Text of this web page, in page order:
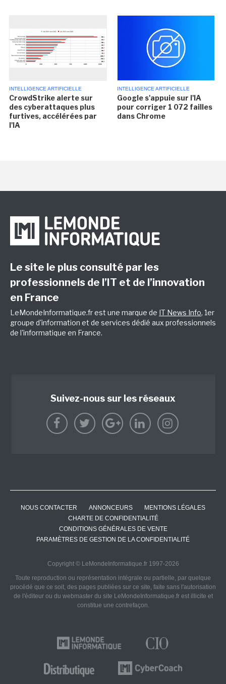
INTELLIGENCE ARTIFICIELLE
CrowdStrike alerte sur
des cyberattaques plus
furtives, accélérées par
l'IA
INTELLIGENCE ARTIFICIELLE
Google s'appuie sur l'IA
pour corriger 1 072 failles
dans Chrome
Le site le plus consulté par les
professionnels de l’IT et de l’innovation
en France
LeMondeInformatique.fr est une marque de IT News Info, 1er
groupe d'information et de services dédié aux professionnels
de l'informatique en France.
Suivez-nous sur les réseaux
NOUS CONTACTER ANNONCEURS
MENTIONS LÉGALES
CHARTE DE CONFIDENTIALITÉ
CONDITIONS GÉNÉRALES DE VENTE
PARAMÈTRES DE GESTION DE LA CONFIDENTIALITÉ
Copyright © LeMondeInformatique.fr 1997-2026
Toute reproduction ou représentation intégrale ou partielle, par quelque
procédé que ce soit, des pages publiées sur ce site, faite sans l'autorisation
de l'éditeur ou du webmaster du site LeMondeInformatique.fr est illicite et
constitue une contrefaçon.